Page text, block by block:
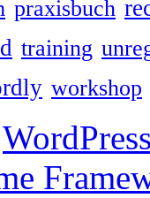
praxisbuch
training
workshop